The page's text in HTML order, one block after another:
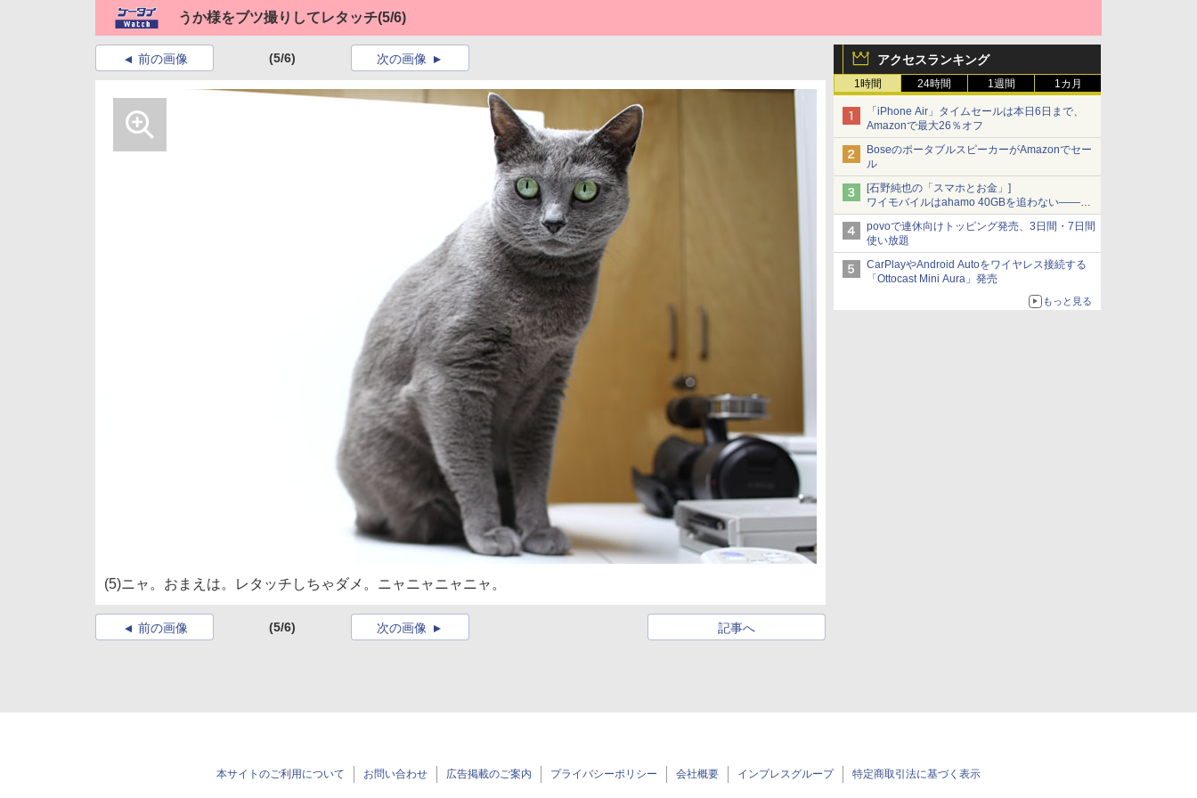
うか様をブツ撮りしてレタッチ(5/6)
アクセスランキング
1時間 24時間 1週間 1カ月
「iPhone Air」タイムセールは本日6日まで、
Amazonで最大26％オフ
BoseのポータブルスピーカーがAmazonでセー
ル
[石野純也の「スマホとお金」]
ワイモバイルはahamo 40GBを追わない――単
身向け「超おトク割」の安さと1年限定の注意
点
povoで連休向けトッピング発売、3日間・7日間
使い放題
CarPlayやAndroid Autoをワイヤレス接続する
「Ottocast Mini Aura」発売
もっと見る
前の画像 (5/6) 次の画像
(5)ニャ。おまえは。レタッチしちゃダメ。ニャニャニャニャ。
前の画像 (5/6) 記事へ
次の画像
本サイトのご利用について お問い合わせ 広告掲載のご案内 プライバシーポリシー 会社概要 インプレスグループ 特定商取引法に基づく表示